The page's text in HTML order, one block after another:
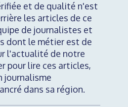
et de qualité n'est
les articles de ce
de journalistes et
dont le métier est de
l'actualité de notre
pour lire ces articles,
journalisme
dans sa région.